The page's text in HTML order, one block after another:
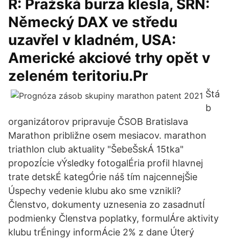
R: Pražská burza klesla, SRN:
Německý DAX ve středu
uzavřel v kladném, USA:
Americké akciové trhy opět v
zeleném teritoriu.Pr
Štá
b
organizátorov pripravuje ČSOB Bratislava
Marathon približne osem mesiacov. marathon
triathlon club aktuality "ŠebeŠskÁ 15tka"
propozÍcie vÝsledky fotogalÉria profil hlavnej
trate detskÉ kategÓrie náš tím najcennejŠie
Úspechy vedenie klubu ako sme vznikli?
Členstvo, dokumenty uznesenia zo zasadnutÍ
podmienky Členstva poplatky, formulÁre aktivity
klubu trÉningy informÁcie 2% z dane Úterý